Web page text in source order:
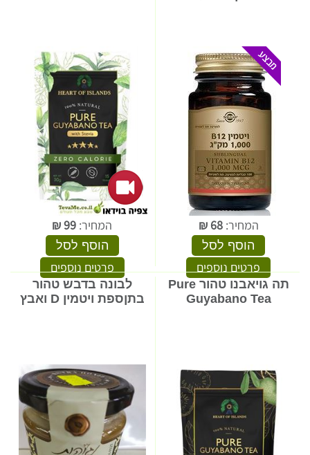
המחיר:68
₪
הוסף לסל
פרטים נוספים
המחיר: 99
₪
הוסף לסל
פרטים נוספים
תה גויאבנו טהור Pure
Guyabano Tea
לבונה בדבש טהור
בתןספת ויטמין D ואבץ